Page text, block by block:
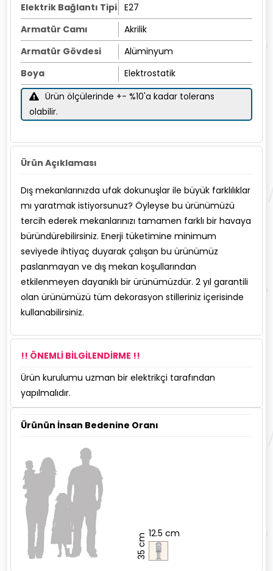
Elektrik Bağlantı Tipi
E27
Armatür Camı
Akrilik
Armatür Gövdesi
Alüminyum
Boya
Elektrostatik
Ürün ölçülerinde +- %10'a kadar tolerans
olabilir.
Ürün Açıklaması
Dış mekanlarınızda ufak dokunuşlar ile büyük farklılıklar
mı yaratmak istiyorsunuz? Öyleyse bu ürünümüzü
tercih ederek mekanlarınızı tamamen farklı bir havaya
büründürebilirsiniz. Enerji tüketimine minimum
seviyede ihtiyaç duyarak çalışan bu ürünümüz
paslanmayan ve dış mekan koşullarından
etkilenmeyen dayanıklı bir ürünümüzdür. 2 yıl garantili
olan ürünümüzü tüm dekorasyon stilleriniz içerisinde
kullanabilirsiniz.
!! ÖNEMLİ BİLGİLENDİRME !!
Ürün kurulumu uzman bir elektrikçi tarafından
yapılmalıdır.
Ürünün İnsan Bedenine Oranı
12.5 cm
35 cm